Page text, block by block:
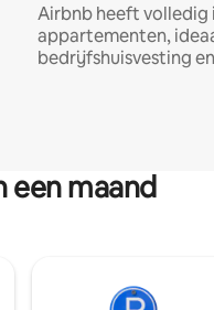
Airbnb heeft
appartementen,
bedrijfshuisvesting
een maand